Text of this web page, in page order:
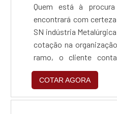
Quem está à
encontrará com
SN indústria
cotação na
ramo, o cliente
excelência e o suporte
sanar eventuais
zincagem preta,
COTAR AGORA